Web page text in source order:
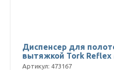
Диспенсер для
вытяжкой Tork
Артикул: 473167